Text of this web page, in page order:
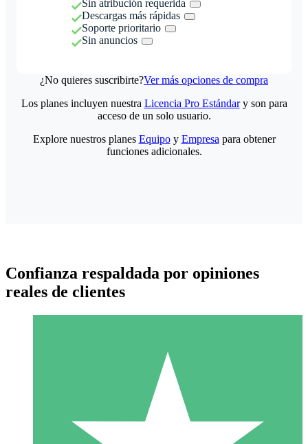
Sin atribución requerida
Descargas más rápidas
Soporte prioritario
Sin anuncios
¿No quieres suscribirte?Ver más opciones de compra
Paquetes de Créditos Individuales
Paga según el uso con créditos de descarga. Sin compromiso
Los planes incluyen nuestra Licencia Pro Estándary son para
acceso de un solo usuario.
Explore nuestros planes Equipoy Empresa para obtener
funciones adicionales.
Confianza respaldada por opiniones
reales de clientes